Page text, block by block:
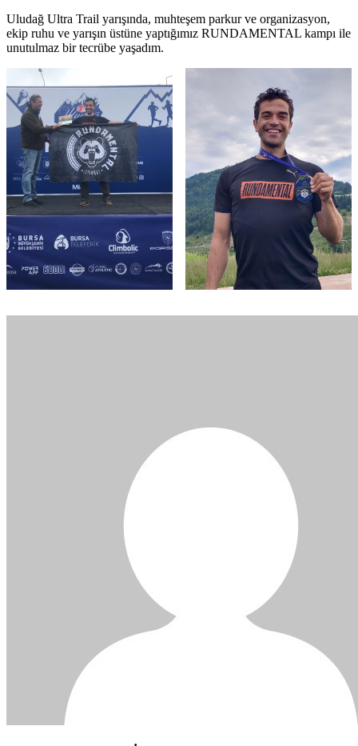
Uludağ Ultra Trail yarışında, muhteşem parkur ve organizasyon,
ekip ruhu ve yarışın üstüne yaptığımız RUNDAMENTAL kampı ile
unutulmaz bir tecrübe yaşadım.